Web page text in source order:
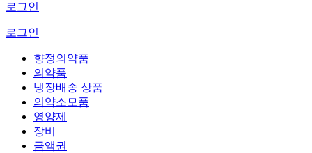
로그인
로그인
향정의약품
의약품
냉장배송 상품
의약소모품
영양제
장비
금액권